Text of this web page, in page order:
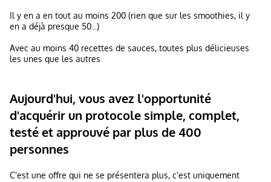
Il y en a en tout au moins 200 (rien que sur les smoothies, il y
en a déjà presque 50...)
Avec au moins 40 recettes de sauces, toutes plus délicieuses
les unes que les autres
Aujourd'hui, vous avez l'opportunité
d'acquérir un protocole simple, complet,
testé et approuvé par plus de 400
personnes
C'est une offre qui ne se présentera plus, c'est uniquement